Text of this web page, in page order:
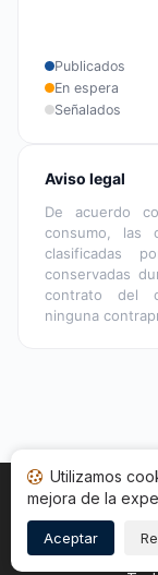
Publicados
En espera
Señalados
Aviso legal
De acuerdo
consumo, las
clasificadas
conservadas
contrato del
ninguna
Inicio
Copyright ©
Utilizamos
mejora de la
Aceptar